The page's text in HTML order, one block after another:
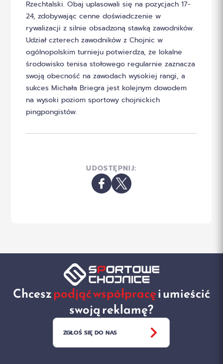
Rzechtalski. Obaj uplasowali się na pozycjach 17-
24, zdobywając cenne doświadczenie w
rywalizacji z silnie obsadzoną stawką zawodników.
Udział czterech zawodników z Chojnic w
ogólnopolskim turnieju potwierdza, że lokalne
środowisko tenisa stołowego regularnie zaznacza
swoją obecność na zawodach wysokiej rangi, a
sukces Michała Briegra jest kolejnym dowodem
na wysoki poziom sportowy chojnickich
pingpongistów.
UDOSTĘPNIJ:
Chceszpodjąć współpracęi umieścić
swoją reklamę?
ZGŁOŚ SIĘ DO NAS